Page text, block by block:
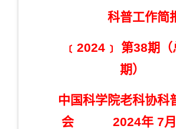
科普工作简
﹝2024﹞ 第38期
期）
中国科学院老科协科
会 2024年 7